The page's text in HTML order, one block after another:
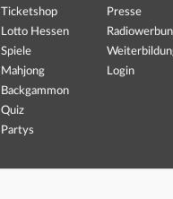
Ticketshop
Lotto Hessen
Spiele
Mahjong
Backgammon
Quiz
Partys
Presse
Login